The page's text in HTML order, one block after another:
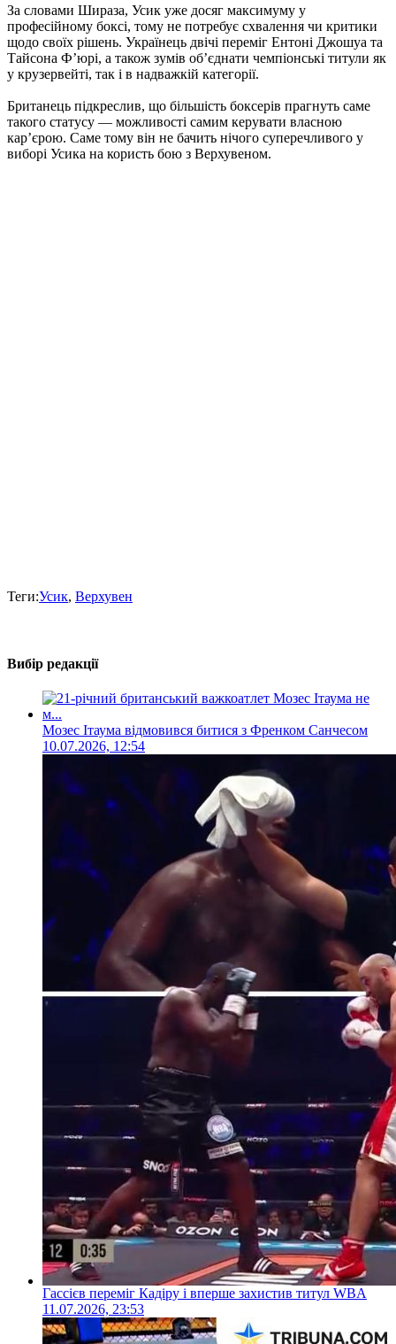
За словами Шираза, Усик уже досяг максимуму у
професійному боксі, тому не потребує схвалення чи критики
щодо своїх рішень. Українець двічі переміг Ентоні Джошуа та
Тайсона Ф’юрі, а також зумів об’єднати чемпіонські титули як
у крузервейті, так і в надважкій категорії.
Британець підкреслив, що більшість боксерів прагнуть саме
такого статусу — можливості самим керувати власною
кар’єрою. Саме тому він не бачить нічого суперечливого у
виборі Усика на користь бою з Верхувеном.
Теги:Усик, Верхувен
Вибір редакції
Мозес Ітаума відмовився битися з Френком Санчесом
10.07.2026, 12:54
Гассієв переміг Кадіру і вперше захистив титул WBA
11.07.2026, 23:53